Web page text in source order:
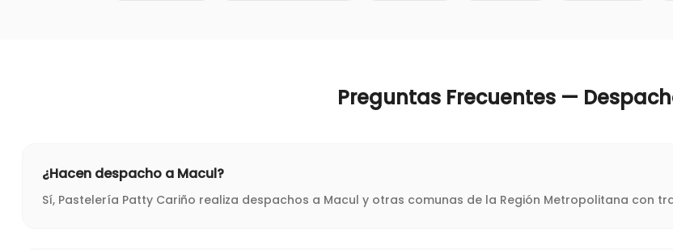
Preguntas Frecuentes —
¿Hacen despacho a Macul?
Sí, Pastelería Patty Cariño realiza despachos a Macul y otras comunas de la Región Metropolitana